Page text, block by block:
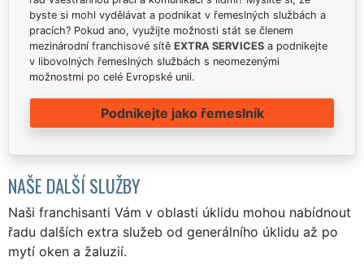
byste si mohl vydělávat a podnikat v řemeslných službách a
pracích? Pokud ano, využijte možnosti stát se členem
mezinárodní franchisové sítě EXTRA SERVICES a podnikejte
v libovolných řemeslných službách s neomezenými
možnostmi po celé Evropské unii.
Podnikejte jako řemeslník
NAŠE DALŠÍ SLUŽBY
Naši franchisanti Vám v oblasti úklidu mohou nabídnout
řadu dalších extra služeb od generálního úklidu až po
mytí oken a žaluzií.